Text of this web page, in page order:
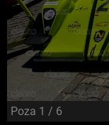
Poza 1 / 6